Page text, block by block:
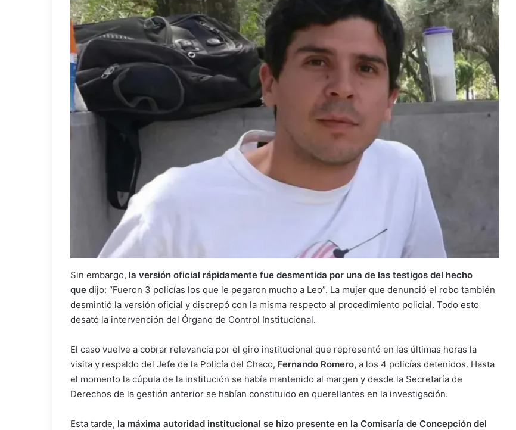
Sin embargo, la versión oficial rápidamente fue desmentida por una de las testigos del hecho
que dijo: “Fueron 3 policías los que le pegaron mucho a Leo”. La mujer que denunció el robo también
desmintió la versión oficial y discrepó con la misma respecto al procedimiento policial. Todo esto
desató la intervención del Órgano de Control Institucional.
El caso vuelve a cobrar relevancia por el giro institucional que representó en las últimas horas la
visita y respaldo del Jefe de la Policía del Chaco, Fernando Romero, a los 4 policías detenidos. Hasta
el momento la cúpula de la institución se había mantenido al margen y desde la Secretaría de
Derechos de la gestión anterior se habían constituido en querellantes en la investigación.
Esta tarde, la máxima autoridad institucional se hizo presente en la Comisaría de Concepción del